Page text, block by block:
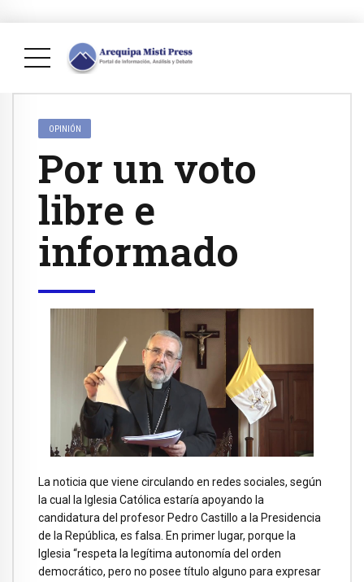
OPINIÓN
Por un voto
libre e
informado
La noticia que viene circulando en redes sociales, según
la cual la Iglesia Católica estaría apoyando la
candidatura del profesor Pedro Castillo a la Presidencia
de la República, es falsa. En primer lugar, porque la
Iglesia “respeta la legítima autonomía del orden
democrático, pero no posee título alguno para expresar